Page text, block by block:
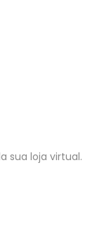
sua loja virtual.